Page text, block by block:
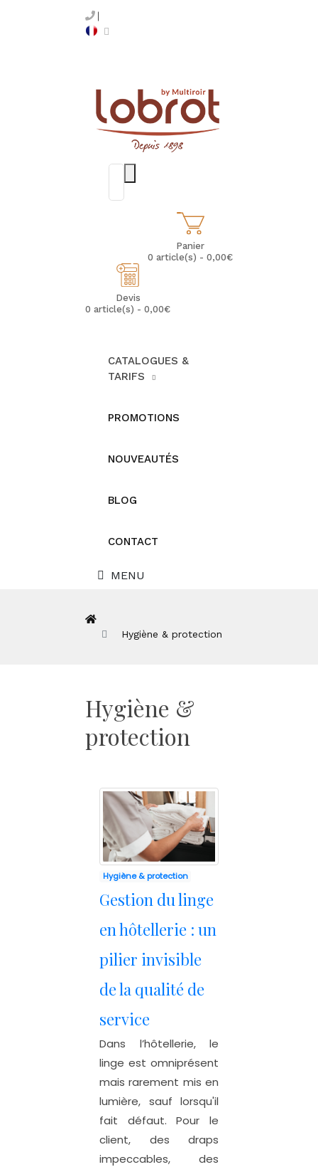
Panier
0 article(s) - 0,00€
Devis
0 article(s) - 0,00€
CATALOGUES &
TARIFS
PROMOTIONS
NOUVEAUTÉS
BLOG
CONTACT
MENU
Hygiène & protection
Hygiène &
protection
Hygiène & protection
Gestion du linge
en hôtellerie : un
pilier invisible
de la qualité de
service
Dans l’hôtellerie, le
linge est omniprésent
mais rarement mis en
lumière, sauf lorsqu'il
fait défaut. Pour le
client, des draps
impeccables, des